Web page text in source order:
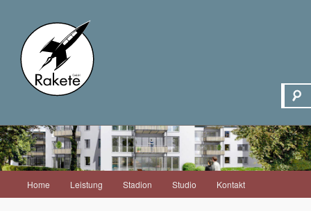
Zum
Home Leistung Stadion Studio Kontakt